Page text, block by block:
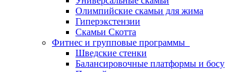
Олимпийские скамьи для жима
Гиперэкстензии
Скамьи Скотта
Фитнес и групповые программы
Шведские стенки
Балансировочные платформы и босу